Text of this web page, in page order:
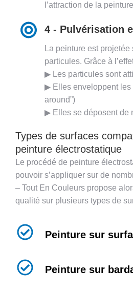
l’attraction de la
4 - Pulvérisation
La peinture est
particules. Grâce à
▶ Les particules sont
▶ Elles enveloppent les
around”)
▶ Elles se déposent de
Types de surfaces
peinture électrostatique
Le procédé de peinture
pouvoir s’appliquer sur de
– Tout En Couleurs propose
qualité sur plusieurs types de
Peinture sur
Peinture sur